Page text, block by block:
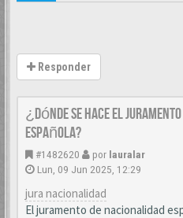
Responder
¿Dónde se hace el
española?
#1482620 por lauralar
Lun, 09 Jun 2025, 12:29
jura nacionalidad
El juramento de nacionalidad